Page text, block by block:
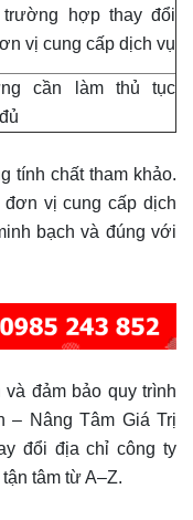
trường hợp thay đổi
vị cung cấp dịch vụ
cần làm thủ tục
tính chất tham khảo.
vị cung cấp dịch
bạch và đúng với
đảm bảo quy trình
– Nâng Tâm Giá Trị
đổi địa chỉ công ty
tâm từ A–Z.